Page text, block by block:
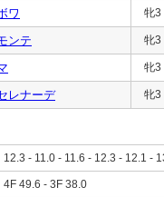
ワ 牝3
ンテ 牝3
牝3
レナーデ 牝3
12.3 - 11.0 - 11.6 - 12.3 - 12.1 -
4F 49.6 - 3F 38.0